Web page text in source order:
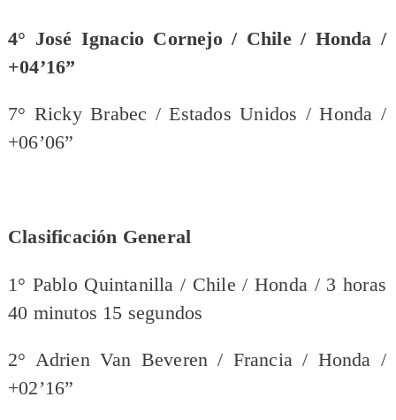
4° José Ignacio Cornejo / Chile / Honda /
+04’16”
7° Ricky Brabec / Estados Unidos / Honda /
+06’06”
Clasificación General
1° Pablo Quintanilla / Chile / Honda / 3 horas
40 minutos 15 segundos
2° Adrien Van Beveren / Francia / Honda /
+02’16”